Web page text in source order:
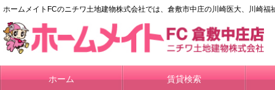
ホームメイトFCのニチワ土地建物株式会社では、倉敷市中庄の川崎医大、川崎
ホーム 賃貸検索